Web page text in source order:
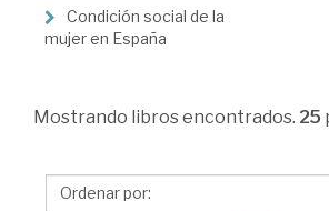
Estudios
>
del
Condición social de la
mujer en España
Mostrando libros encontrados. 25